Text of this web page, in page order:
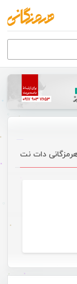
دات نت